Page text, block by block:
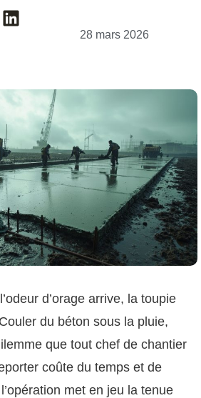
28 mars 2026
d’orage arrive, la toupie
du béton sous la pluie,
que tout chef de chantier
coûte du temps et de
met en jeu la tenue